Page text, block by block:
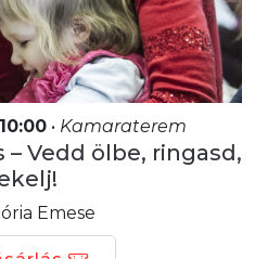
• Kamaraterem
Vedd ölbe, ringasd,
Emese